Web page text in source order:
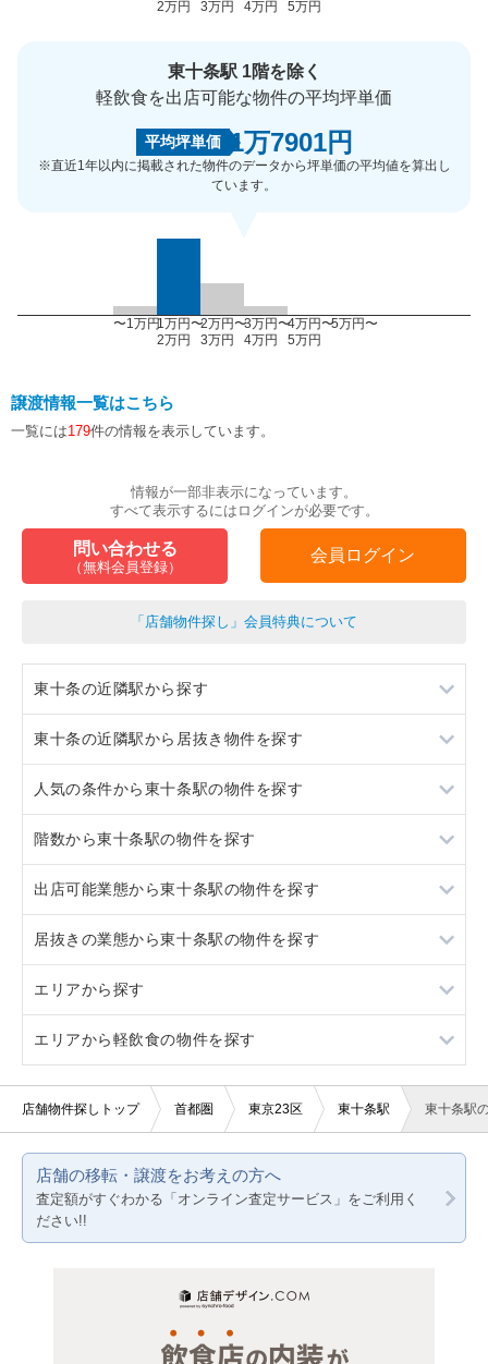
2万円 3万円 4万円 5万円
東十条駅 1階を除く
軽飲食を出店可能な物件の平均坪単価
平均坪単価 1万7901円
※直近1年以内に掲載された物件のデータから坪単価の平均値を算出し
ています。
〜1万円1万円〜
2万円
2万円〜
3万円
3万円〜
4万円
4万円〜
5万円
5万円〜
譲渡情報一覧はこちら
一覧には179件の情報を表示しています。
情報が一部非表示になっています。
すべて表示するにはログインが必要です。
問い合わせる
（無料会員登録）
会員ログイン
「店舗物件探し」会員特典について
東十条の近隣駅から探す
王子
赤羽
上中里
東十条の近隣駅から居抜き物件を探す
王子
赤羽
上中里
人気の条件から東十条駅の物件を探す
居抜き
スケルトン
駐車場あり
看板取り付け可
10坪以下
20坪以下
賃料20万円以下
階数から東十条駅の物件を探す
1階
2階
3階以上
出店可能業態から東十条駅の物件を探す
重飲食
軽飲食
バー・クラブ
美容室・理容室
医療・歯科・クリニック
物販・小売
ジム・教室・スタジオ
その他サービス・その他
居抜きの業態から東十条駅の物件を探す
居酒屋・ダイニングバー
専門料理
その他（医療系）
エリアから探す
東京23区
東京都下
千葉
埼玉
エリアから軽飲食の物件を探す
東京23区
神奈川
千葉
店舗物件探しトップ 首都圏 東京23区 東十条駅 東十条駅
店舗の移転・譲渡をお考えの方へ
査定額がすぐわかる「オンライン査定サービス」をご利用く
ださい!!